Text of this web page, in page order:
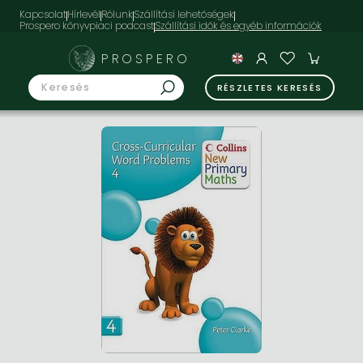
KapcsolatHírlevélRólunkSzállítási lehetőségek
Prospero könyvpiaci podcast
PROSPERO
RÉSZLETES KERESÉS